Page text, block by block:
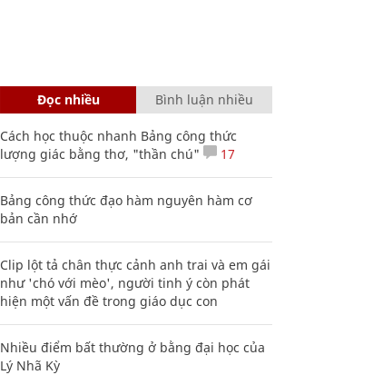
Đọc nhiều Bình luận nhiều
Cách học thuộc nhanh Bảng công thức
lượng giác bằng thơ, "thần chú"
17
Bảng công thức đạo hàm nguyên hàm cơ
bản cần nhớ
Clip lột tả chân thực cảnh anh trai và em gái
như 'chó với mèo', người tinh ý còn phát
hiện một vấn đề trong giáo dục con
Nhiều điểm bất thường ở bằng đại học của
Lý Nhã Kỳ